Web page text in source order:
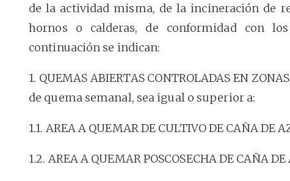
de la actividad misma, de la incineración de
hornos o calderas, de conformidad con
continuación se indican:
1. QUEMAS ABIERTAS CONTROLADAS EN
de quema semanal, sea igual o superior a:
1.1. AREA A QUEMAR DE CULTIVO DE CAÑA DE
1.2. AREA A QUEMAR POSCOSECHA DE CAÑA